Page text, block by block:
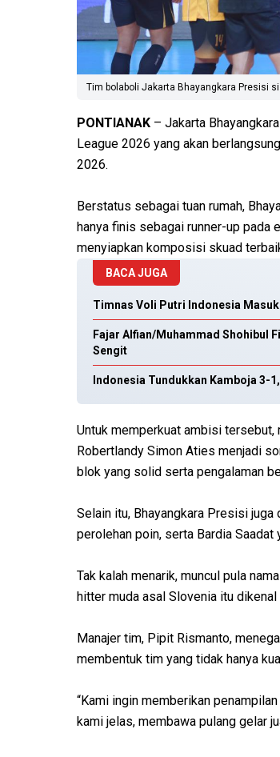
Tim bolaboli Jakarta Bhayangkara Presisi
PONTIANAK – Jakarta
League 2026 yang akan
2026.
Berstatus sebagai tuan rumah,
hanya finis sebagai runner-up
menyiapkan komposisi skuad
BACA JUGA
Timnas Voli Putri Indonesia
Fajar Alfian/Muhammad Shohibul
Sengit
Indonesia Tundukkan Kamboja 3-
Untuk memperkuat ambisi tersebut,
Robertlandy Simon Aties menjadi
blok yang solid serta pengalaman
Selain itu, Bhayangkara Presisi
perolehan poin, serta Bardia
Tak kalah menarik, muncul pula
hitter muda asal Slovenia itu
Manajer tim, Pipit Rismanto,
membentuk tim yang tidak hanya
“Kami ingin memberikan
kami jelas, membawa pulang gelar